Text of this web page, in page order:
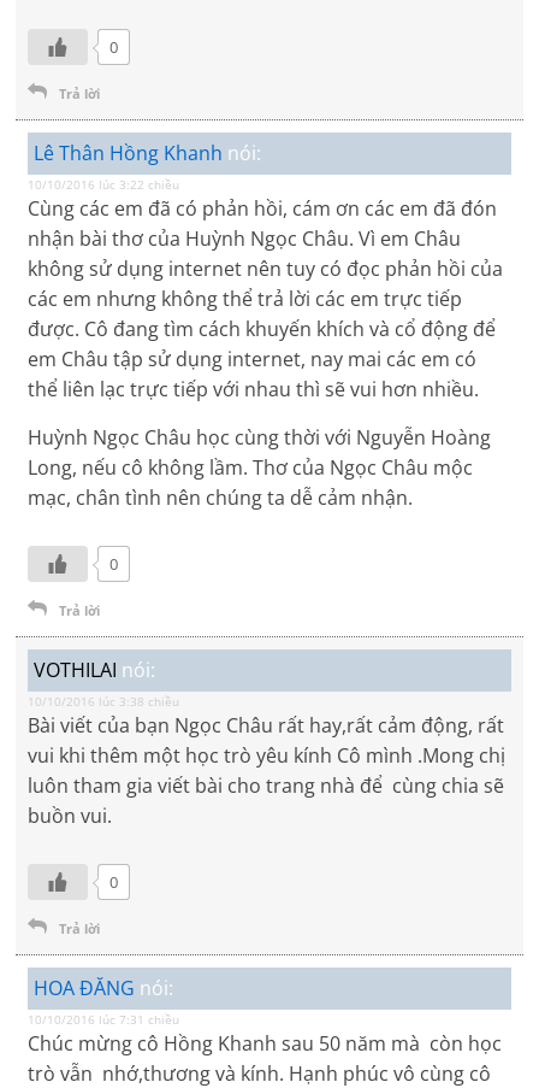
0
Trả lời
Lê Thân Hồng Khanh nói:
10/10/2016 lúc 3:22 chiều
Cùng các em đã có phản hồi, cám ơn các em đã đón
nhận bài thơ của Huỳnh Ngọc Châu. Vì em Châu
không sử dụng internet nên tuy có đọc phản hồi của
các em nhưng không thể trả lời các em trực tiếp
được. Cô đang tìm cách khuyến khích và cổ động để
em Châu tập sử dụng internet, nay mai các em có
thể liên lạc trực tiếp với nhau thì sẽ vui hơn nhiều.
Huỳnh Ngọc Châu học cùng thời với Nguyễn Hoàng
Long, nếu cô không lầm. Thơ của Ngọc Châu mộc
mạc, chân tình nên chúng ta dễ cảm nhận.
0
Trả lời
VOTHILAI nói:
10/10/2016 lúc 3:38 chiều
Bài viết của bạn Ngọc Châu rất hay,rất cảm động, rất
vui khi thêm một học trò yêu kính Cô mình .Mong chị
luôn tham gia viết bài cho trang nhà để cùng chia sẽ
buồn vui.
0
Trả lời
HOA ĐĂNG nói:
10/10/2016 lúc 7:31 chiều
Chúc mừng cô Hồng Khanh sau 50 năm mà còn học
trò vẫn nhớ,thương và kính. Hạnh phúc vô cùng cô